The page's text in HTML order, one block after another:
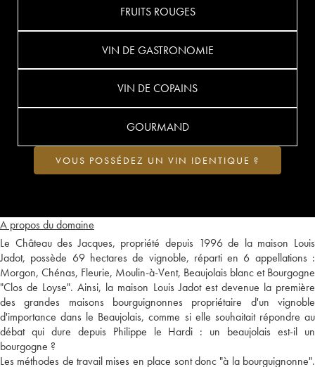
A propos du domaine
Le Château des Jacques, propriété depuis 1996 de la maison Louis
Jadot, possède 69 hectares de vignoble, réparti en 6 appellations :
Morgon, Chénas, Fleurie, Moulin-à-Vent, Beaujolais blanc et Bourgogne
"Clos de Loyse". Ainsi, la maison Louis Jadot est devenue la première
des grandes maisons bourguignonnes propriétaire d'un vignoble
d'importance dans le Beaujolais, comme si elle souhaitait répondre au
débat qui dure depuis Philippe le Hardi : un beaujolais est-il un
bourgogne ?
Les méthodes de travail mises en place sont donc "à la bourguignonne".
FRUITS ROUGES
VIN DE GASTRONOMIE
VIN DE COPAINS
GOURMAND
VOUS POSSÉDEZ UN VIN IDENTIQUE ?